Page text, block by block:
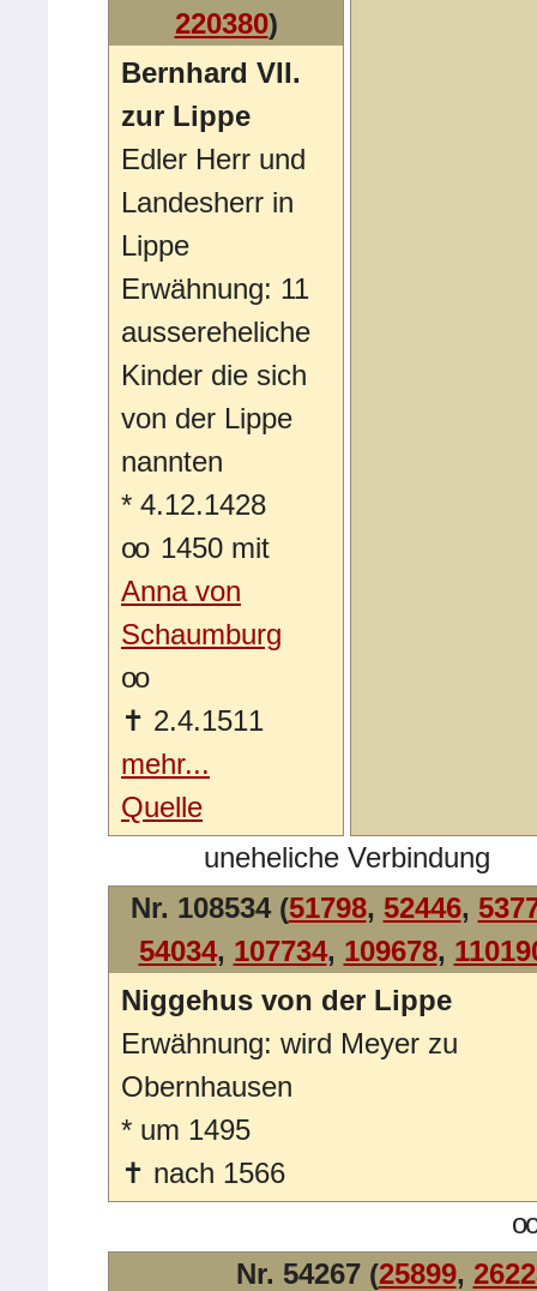
220380)
Bernhard VII.
zur Lippe
Edler Herr und
Landesherr in
Lippe
Erwähnung: 11
aussereheliche
Kinder die sich
von der Lippe
nannten
* 4.12.1428
oo 1450 mit
Anna von
Schaumburg
oo
✝ 2.4.1511
mehr...
Quelle
uneheliche Verbindung
Nr. 108534 (51798, 52446,
54034, 107734, 109678,
Niggehus von der Lippe
Erwähnung: wird Meyer zu
Obernhausen
* um 1495
✝ nach 1566
oo
Nr. 54267 (25899,